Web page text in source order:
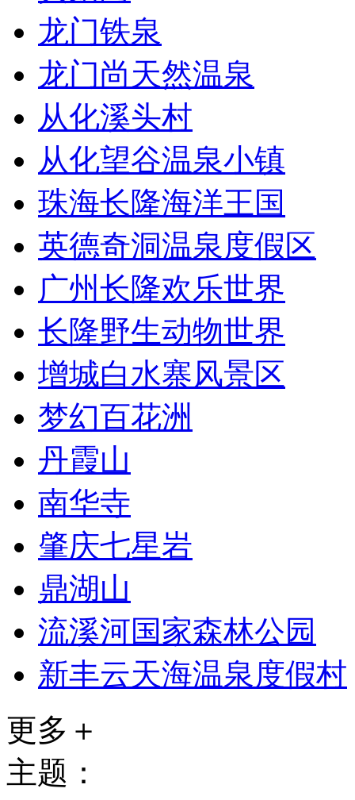
龙门铁泉
龙门尚天然温泉
从化溪头村
从化望谷温泉小镇
珠海长隆海洋王国
英德奇洞温泉度假区
广州长隆欢乐世界
长隆野生动物世界
增城白水寨风景区
梦幻百花洲
丹霞山
南华寺
肇庆七星岩
鼎湖山
流溪河国家森林公园
新丰云天海温泉度假村
更多＋
主题：